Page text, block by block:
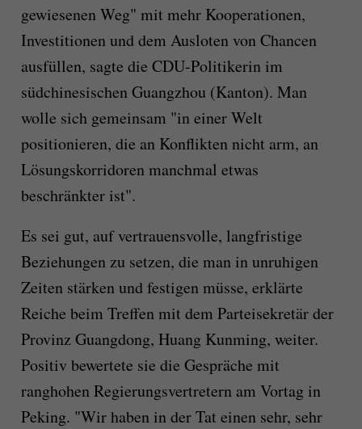
gewiesenen Weg" mit mehr Kooperationen,
Investitionen und dem Ausloten von Chancen
ausfüllen, sagte die CDU-Politikerin im
südchinesischen Guangzhou (Kanton). Man
wolle sich gemeinsam "in einer Welt
positionieren, die an Konflikten nicht arm, an
Lösungskorridoren manchmal etwas
beschränkter ist".
Es sei gut, auf vertrauensvolle, langfristige
Beziehungen zu setzen, die man in unruhigen
Zeiten stärken und festigen müsse, erklärte
Reiche beim Treffen mit dem Parteisekretär der
Provinz Guangdong, Huang Kunming, weiter.
Positiv bewertete sie die Gespräche mit
ranghohen Regierungsvertretern am Vortag in
Peking. "Wir haben in der Tat einen sehr, sehr